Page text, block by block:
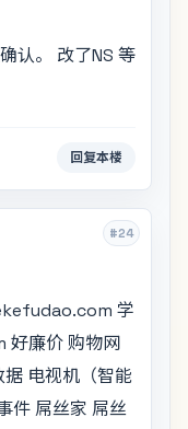
认。 改了NS 等
回复本楼
#24
学
好廉价 购物网
电视机（智能
件 屌丝家 屌丝